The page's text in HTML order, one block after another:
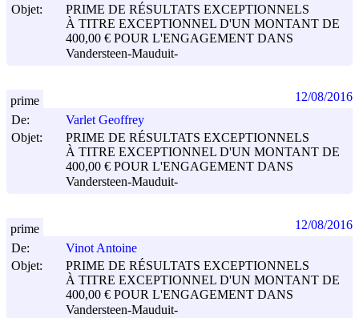
Objet:
PRIME DE RÉSULTATS EXCEPTIONNELS
À TITRE EXCEPTIONNEL D'UN MONTANT DE
400,00 € POUR L'ENGAGEMENT DANS
Vandersteen-Mauduit-
De:
Varlet Geoffrey
Objet:
PRIME DE RÉSULTATS EXCEPTIONNELS
À TITRE EXCEPTIONNEL D'UN MONTANT DE
400,00 € POUR L'ENGAGEMENT DANS
Vandersteen-Mauduit-
prime 12/08/2016
De:
Vinot Antoine
Objet:
PRIME DE RÉSULTATS EXCEPTIONNELS
À TITRE EXCEPTIONNEL D'UN MONTANT DE
400,00 € POUR L'ENGAGEMENT DANS
Vandersteen-Mauduit-
prime 12/08/2016